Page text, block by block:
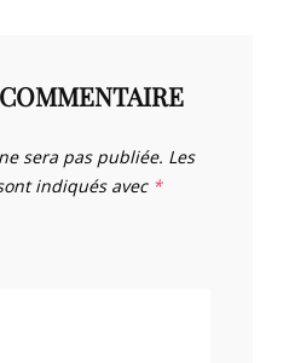
sera pas publiée. Les
indiqués avec *